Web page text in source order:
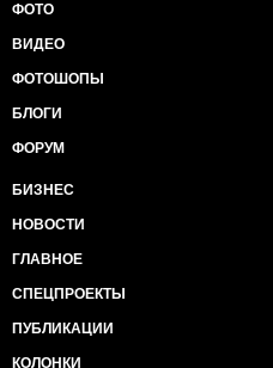
ФОТО
ВИДЕО
ФОТОШОПЫ
БЛОГИ
ФОРУМ
БИЗНЕС
НОВОСТИ
ГЛАВНОЕ
СПЕЦПРОЕКТЫ
ПУБЛИКАЦИИ
КОЛОНКИ